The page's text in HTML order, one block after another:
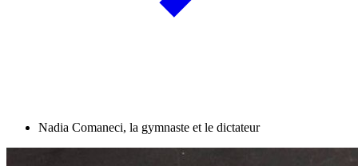
Nadia Comaneci, la gymnaste et le dictateur